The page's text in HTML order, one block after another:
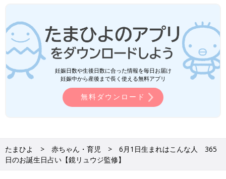
妊娠日数や生後日数に合った情報を毎日お届け
妊娠中から産後まで長く使える無料アプリ
無料ダウンロード
たまひよ 赤ちゃん・育児
6月1日生まれはこんな人 365
日のお誕生日占い【鏡リュウジ監修】